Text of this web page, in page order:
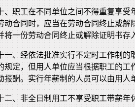
、职工在不同单位之间不得重复享受
动合同时，应当在劳动合同终止或解
将一份劳动合同终止或解除证明书存
一、经依法批准实行不定时工作制的
规定，但用人单位应当根据职工的
报酬。实行年薪制的人员可以由用人
二、非全日制用工不享受职工带薪年